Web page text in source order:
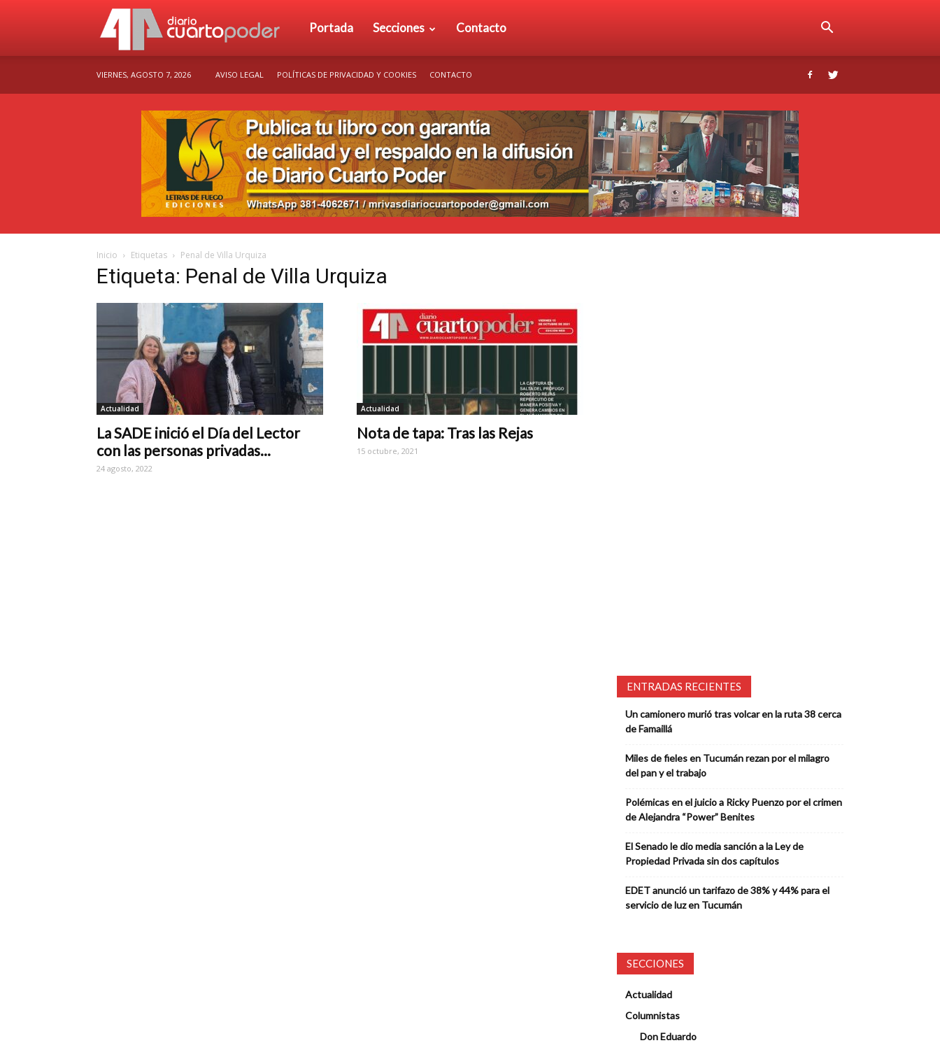
Diario
Poder
Portada Secciones Contacto
VIERNES, AGOSTO 7, 2026 AVISO LEGAL POLÍTICAS DE PRIVACIDAD Y COOKIES CONTACTO
Inicio Etiquetas Penal de Villa Urquiza
Etiqueta: Penal de Villa Urquiza
Actualidad
La SADE inició el Día del Lector
con las personas privadas...
24 agosto, 2022
Actualidad
Nota de tapa: Tras las Rejas
15 octubre, 2021
ENTRADAS RECIENTES
Un camionero murió tras volcar en la ruta 38 cerca
de Famaillá
Miles de fieles en Tucumán rezan por el milagro
del pan y el trabajo
Polémicas en el juicio a Ricky Puenzo por el crimen
de Alejandra “Power” Benites
El Senado le dio media sanción a la Ley de
Propiedad Privada sin dos capítulos
EDET anunció un tarifazo de 38% y 44% para el
servicio de luz en Tucumán
SECCIONES
Actualidad
Columnistas
Don Eduardo